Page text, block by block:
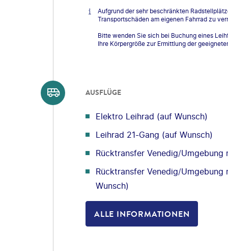
Aufgrund der sehr beschränkten
Transportschäden am eigenen Fahrrad zu
Bitte wenden Sie sich bei Buchung eines
Ihre Körpergröße zur Ermittlung der
AUSFLÜGE
Elektro Leihrad (auf Wunsch)
Leihrad 21-Gang (auf Wunsch)
Rücktransfer Venedig/Umgebung
Rücktransfer Venedig/Umgebung
Wunsch)
ALLE INFORMATIONEN